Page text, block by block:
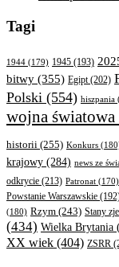
Tagi
1944 (179) 1945 (193)
bitwy (355) Egipt(202)
Polski (554) hiszpania
wojna światowa
historii (255) Konkurs
krajowy (284) news ze
odkrycie (213) Patronat (170)
Powstanie Warszawskie
(180) Rzym (243) Stany
(434) Wielka Brytania
XX wiek (404) ZSRR